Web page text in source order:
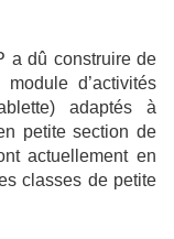
a dû construire de
d’activités
adaptés à
petite section de
actuellement en
classes de petite